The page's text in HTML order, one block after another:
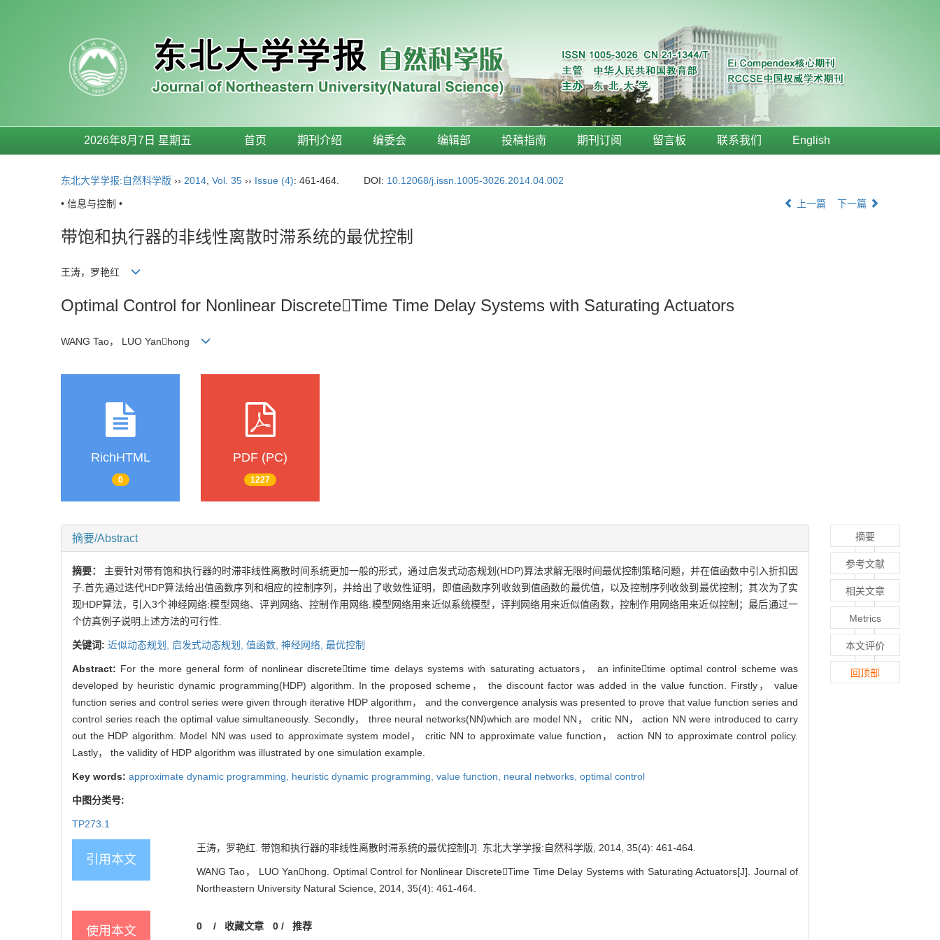
2026年8月7日 星期五 首页 期刊介绍 编委会 编辑部 投稿指南 期刊订阅 留言板 联系我们 English
东北大学学报:自然科学版 ›› 2014 Vol. 35 ›› Issue (4): 461-464. DOI: 10.12068/j.issn.1005-3026.2014.04.002
• 信息与控制 • 上一篇 下一篇
带饱和执行器的非线性离散时滞系统的最优控制
王涛，罗艳红
Optimal Control for Nonlinear DiscreteTime Time Delay Systems with Saturating Actuators
WANG Tao， LUO Yanhong
RichHTML
0
PDF (PC)
1227
摘要/Abstract
摘要： 主要针对带有饱和执行器的时滞非线性离散时间系统更加一般的形式，通过启发式动态规划(HDP)算法求解无限时间最优控制策略问题，并在值函数中引入折扣因
子.首先通过迭代HDP算法给出值函数序列和相应的控制序列，并给出了收敛性证明，即值函数序列收敛到值函数的最优值，以及控制序列收敛到最优控制；其次为了实
现HDP算法，引入3个神经网络:模型网络、评判网络、控制作用网络.模型网络用来近似系统模型，评判网络用来近似值函数，控制作用网络用来近似控制；最后通过一
个仿真例子说明上述方法的可行性.
关键词: 近似动态规划, 启发式动态规划, 值函数, 神经网络, 最优控制
Abstract: For the more general form of nonlinear discretetime time delays systems with saturating actuators， an infinitetime optimal control scheme was
developed by heuristic dynamic programming(HDP) algorithm. In the proposed scheme， the discount factor was added in the value function. Firstly， value
function series and control series were given through iterative HDP algorithm， and the convergence analysis was presented to prove that value function series and
control series reach the optimal value simultaneously. Secondly， three neural networks(NN)which are model NN， critic NN， action NN were introduced to carry
out the HDP algorithm. Model NN was used to approximate system model， critic NN to approximate value function， action NN to approximate control policy.
Lastly， the validity of HDP algorithm was illustrated by one simulation example.
Key words: approximate dynamic programming, heuristic dynamic programming, value function, neural networks, optimal control
中图分类号:
TP273.1
引用本文
王涛，罗艳红. 带饱和执行器的非线性离散时滞系统的最优控制[J]. 东北大学学报:自然科学版, 2014, 35(4): 461-464.
WANG Tao， LUO Yanhong. Optimal Control for Nonlinear DiscreteTime Time Delay Systems with Saturating Actuators[J]. Journal of
Northeastern University Natural Science, 2014, 35(4): 461-464.
使用本文 0 / 收藏文章 0/ 推荐
摘要
参考文献
相关文章
Metrics
本文评价
回顶部